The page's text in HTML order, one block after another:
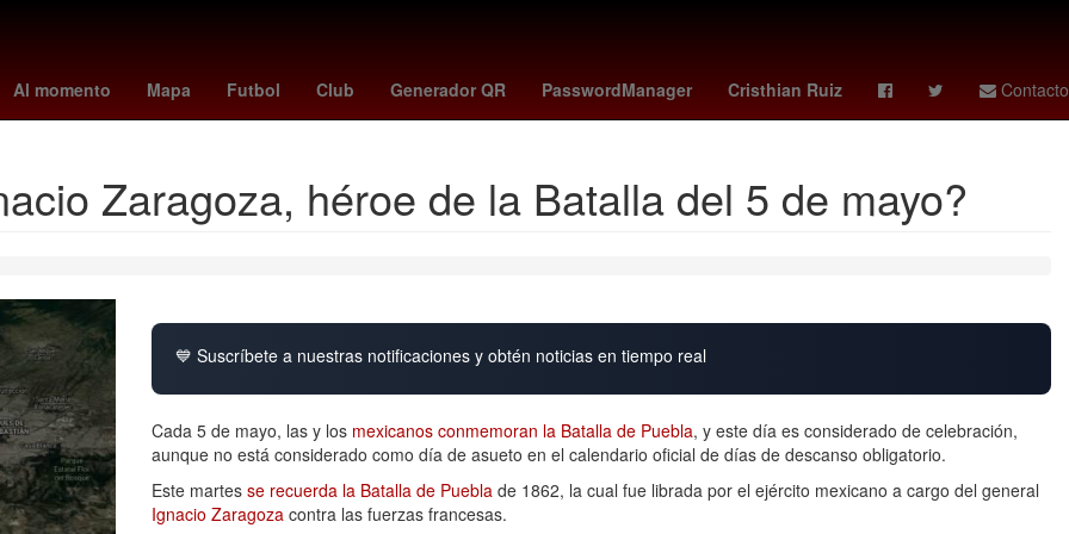
Al momento Mapa Futbol Club Generador QR PasswordManager Cristhian Ruiz Contacto
murakami celtics - raptors UEFA Europa League osasuna misa domingo de pascua Lewis Hamilton raptors - celtics
Zaragoza, héroe de la Batalla del 5 de mayo?
💙 Suscríbete a nuestras notificaciones y obtén noticias en tiempo real
Cada 5 de mayo, las y los mexicanos conmemoran la Batalla de Puebla, y este día es considerado de celebración,
aunque no está considerado como día de asueto en el calendario oficial de días de descanso obligatorio.
Este martes se recuerda la Batalla de Puebla de 1862, la cual fue librada por el ejército mexicano a cargo del general
Ignacio Zaragoza contra las fuerzas francesas.